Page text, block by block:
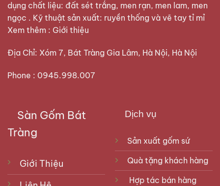
dụng chất liệu: đất sét trắng, men rạn, men lam, men
ngọc . Kỹ thuật sản xuất: ruyền thống và vẽ tay tỉ mỉ
Xem thêm : Giới thiệu
Địa Chỉ: Xóm 7, Bát Tràng Gia Lâm, Hà Nội, Hà Nội
Phone : 0945.998.007
Sàn Gốm Bát
Tràng
Giới Thiệu
Dịch vụ
Sản xuất gốm sứ
Quà tặng khách hàng
Hợp tác bán hàng